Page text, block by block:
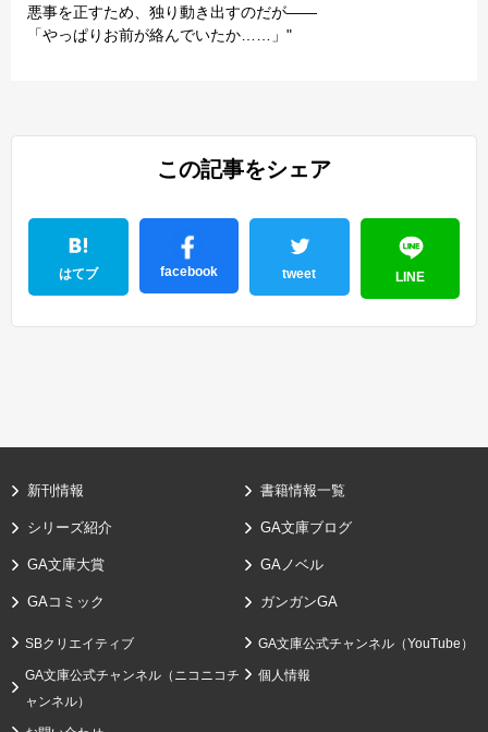
悪事を正すため、独り動き出すのだが――
「やっぱりお前が絡んでいたか……」"
この記事をシェア
はてブ facebook tweet LINE
新刊情報 書籍情報一覧
シリーズ紹介 GA文庫ブログ
GA文庫大賞 GAノベル
GAコミック ガンガンGA
SBクリエイティブ GA文庫公式チャンネル（YouTube）
GA文庫公式チャンネル（ニコニコチ
ャンネル）
個人情報